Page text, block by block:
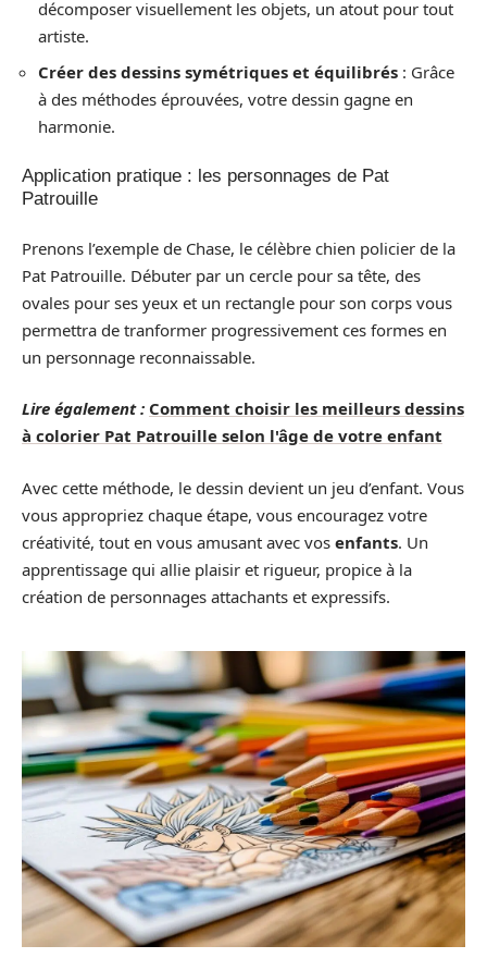
décomposer visuellement les objets, un atout pour tout
artiste.
Créer des dessins symétriques et équilibrés : Grâce
à des méthodes éprouvées, votre dessin gagne en
harmonie.
Application pratique : les personnages de Pat
Patrouille
Prenons l’exemple de Chase, le célèbre chien policier de la
Pat Patrouille. Débuter par un cercle pour sa tête, des
ovales pour ses yeux et un rectangle pour son corps vous
permettra de tranformer progressivement ces formes en
un personnage reconnaissable.
Lire également : Comment choisir les meilleurs dessins
à colorier Pat Patrouille selon l'âge de votre enfant
Avec cette méthode, le dessin devient un jeu d’enfant. Vous
vous appropriez chaque étape, vous encouragez votre
créativité, tout en vous amusant avec vos enfants. Un
apprentissage qui allie plaisir et rigueur, propice à la
création de personnages attachants et expressifs.